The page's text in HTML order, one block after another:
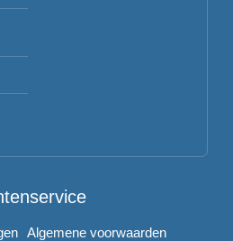
Algemene voorwaarden